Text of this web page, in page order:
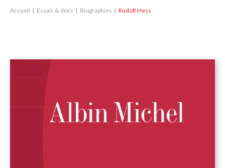
Accueil Essais & docs Biographies Rudolf Hess